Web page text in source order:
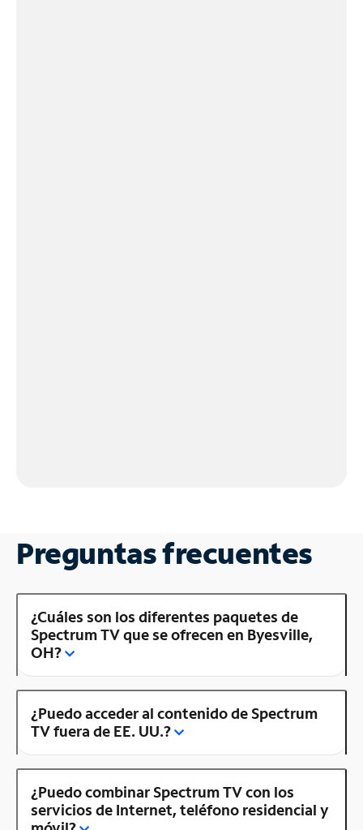
Preguntas frecuentes
¿Cuáles son los diferentes paquetes de
Spectrum TV que se ofrecen en Byesville,
OH?
¿Puedo acceder al contenido de Spectrum
TV fuera de EE. UU.?
¿Puedo combinar Spectrum TV con los
servicios de Internet, teléfono residencial y